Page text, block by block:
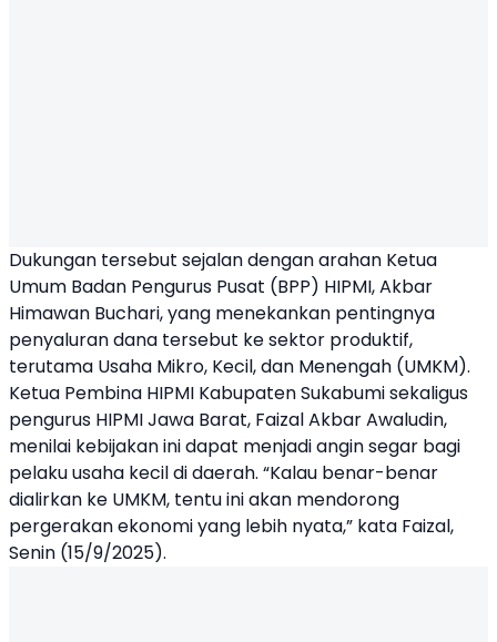
Dukungan tersebut sejalan dengan arahan Ketua
Umum Badan Pengurus Pusat (BPP) HIPMI, Akbar
Himawan Buchari, yang menekankan pentingnya
penyaluran dana tersebut ke sektor produktif,
terutama Usaha Mikro, Kecil, dan Menengah (UMKM).
Ketua Pembina HIPMI Kabupaten Sukabumi sekaligus
pengurus HIPMI Jawa Barat, Faizal Akbar Awaludin,
menilai kebijakan ini dapat menjadi angin segar bagi
pelaku usaha kecil di daerah. “Kalau benar-benar
dialirkan ke UMKM, tentu ini akan mendorong
pergerakan ekonomi yang lebih nyata,” kata Faizal,
Senin (15/9/2025).